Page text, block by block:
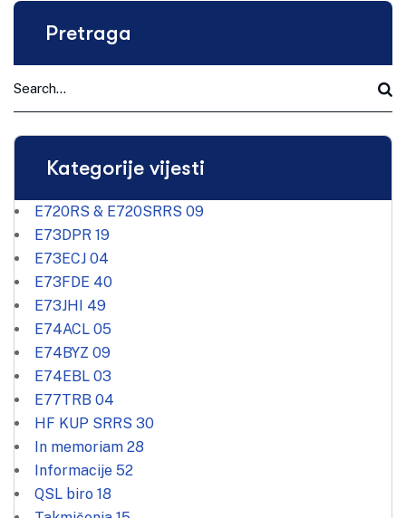
Pretraga
Kategorije vijesti
E720RS & E720SRRS 09
E73DPR 19
E73ECJ 04
E73FDE 40
E73JHI
49
E74ACL 05
E74BYZ 09
E74EBL 03
E77TRB 04
HF KUP SRRS 30
In memoriam 28
Informacije 52
QSL biro 18